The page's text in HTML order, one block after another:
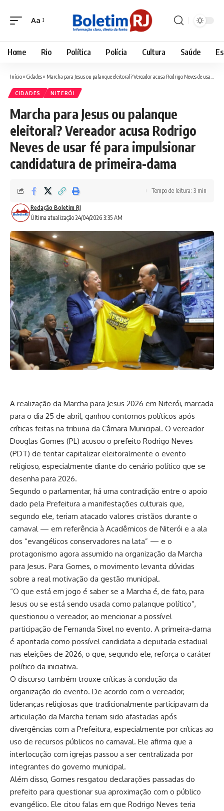
Font
Aa
Home Rio Política Polícia Cultura Saúde
Início» Cidades» Marcha para Jesus ou palanque eleitoral? Vereador acusa Rodrigo Neves de usar fé para impulsionar candidatura de primeira-dama
CIDADES NITERÓI
Marcha para Jesus ou palanque
eleitoral? Vereador acusa Rodrigo
Neves de usar fé para impulsionar
candidatura de primeira-dama
Última atualização 24/04/2026 3:35 AM
Redação Boletim RJ
Tempo de leitura: 3 min
A realização da Marcha para Jesus 2026 em Niterói, marcada
para o dia 25 de abril, ganhou contornos políticos após
críticas feitas na tribuna da Câmara Municipal. O vereador
Douglas Gomes (PL) acusou o prefeito Rodrigo Neves
(PDT) de tentar capitalizar eleitoralmente o evento
religioso, especialmente diante do cenário político que se
desenha para 2026.
Segundo o parlamentar, há uma contradição entre o apoio
dado pela Prefeitura a manifestações culturais que,
segundo ele, teriam atacado valores cristãos durante o
carnaval — em referência à Acadêmicos de Niterói e a ala
dos “evangélicos conservadores na lata” — e o
protagonismo agora assumido na organização da Marcha
para Jesus. Para Gomes, o movimento levanta dúvidas
sobre a real motivação da gestão municipal.
“O que está em jogo é saber se a Marcha é, de fato, para
Jesus ou se está sendo usada como palanque político”,
questionou o vereador, ao mencionar a possível
participação de Fernanda Sixel no evento. A primeira-dama
é apontada como possível candidata a deputada estadual
nas eleições de 2026, o que, segundo ele, reforça o caráter
político da iniciativa.
O discurso também trouxe críticas à condução da
organização do evento. De acordo com o vereador,
lideranças religiosas que tradicionalmente participavam da
articulação da Marcha teriam sido afastadas após
divergências com a Prefeitura, especialmente por críticas ao
uso de recursos públicos no carnaval. Ele afirma que a
interlocução com igrejas passou a ser centralizada por
integrantes do governo municipal.
Além disso, Gomes resgatou declarações passadas do
prefeito para questionar sua aproximação com o público
evangélico. Ele citou falas em que Rodrigo Neves teria